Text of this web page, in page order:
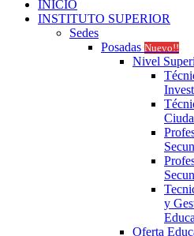
INICIO
INSTITUTO SUPERIOR
Sedes
Posadas Nuevo!!
Nivel
y
Oferta